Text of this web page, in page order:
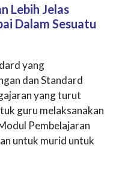
Lebih Jelas
Dalam Sesuatu
yang
dan Standard
yang turut
guru melaksanakan
Pembelajaran
untuk murid untuk